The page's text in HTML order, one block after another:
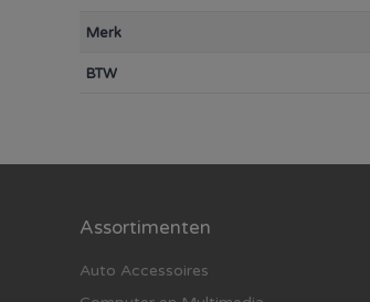
Merk
BTW
Assortimenten
Auto Accessoires